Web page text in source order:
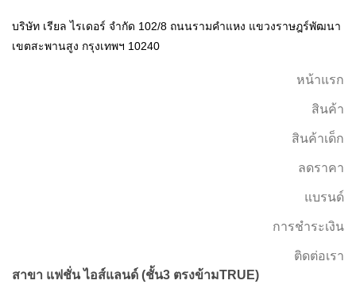
บริษัท เรียล ไรเดอร์ จำกัด 102/8 ถนนรามคำแหง แขวงราษฎร์พัฒนา
เขตสะพานสูง กรุงเทพฯ 10240
หน้าแรก
สินค้า
สินค้าเด็ก
ลดราคา
แบรนด์
การชำระเงิน
ติดต่อเรา
สาขา แฟชั่น ไอส์แลนด์ (ชั้น3 ตรงข้ามTRUE)